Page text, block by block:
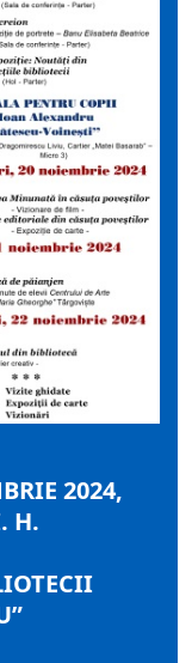
2024,
H.